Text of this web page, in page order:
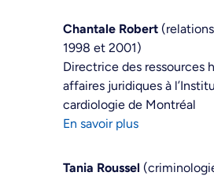
Chantale Robert
1998 et 2001)
Directrice des ressources
affaires juridiques à
cardiologie de Montréal
En savoir plus
Tania Roussel